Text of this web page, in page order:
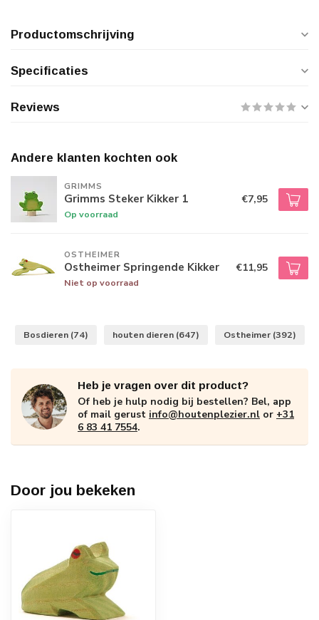
Productomschrijving
Specificaties
Reviews
Andere klanten kochten ook
GRIMMS
Grimms Steker Kikker 1
Op voorraad
€7,95
OSTHEIMER
Ostheimer Springende Kikker
Niet op voorraad
€11,95
Bosdieren (74) houten dieren (647) Ostheimer (392)
Heb je vragen over dit product?
Of heb je hulp nodig bij bestellen? Bel, app
of mail gerust info@houtenplezier.nl or +31
6 83 41 7554.
Door jou bekeken